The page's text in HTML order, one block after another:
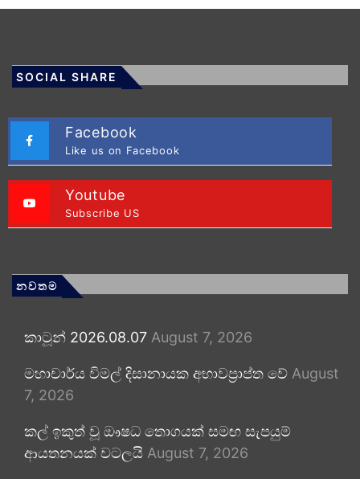
SOCIAL SHARE
Facebook
Like us on Facebook
Youtube
Subscribe US
නවතම
කාටූන් 2026.08.07 August 7, 2026
මහාචාර්ය විමල් දිසානායක අභාවප්‍රාප්ත වේ August
7, 2026
කල් ඉකුත් වූ ඖෂධ තොගයක් සමඟ සැපයුම්
ආයතනයක් වටලයි August 7, 2026